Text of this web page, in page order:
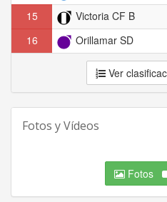
15
Victoria CF B
16
Orillamar SD
Ver
Fotos y Vídeos
Fotos